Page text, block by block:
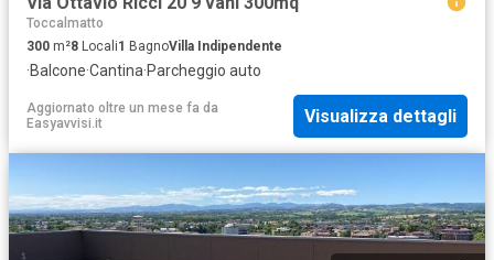
Toccalmatto
300 m²8 Locali1 BagnoVilla Indipendente
·Balcone·Cantina·Parcheggio auto
Aggiornato oltre un mese fa da
Easyavvisi.it
Visualizza dettagli